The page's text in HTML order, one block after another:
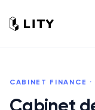
CABINET FINANCE ·